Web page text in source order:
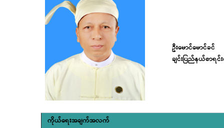
ဦးမောင်မောင်ခင်
ချင်းပြည်နယ်စာရင်
ကိုယ်ရေးအချက်အလက်